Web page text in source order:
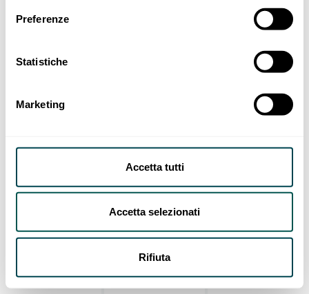
Preferenze
Statistiche
Marketing
Accetta tutti
Accetta selezionati
Rifiuta